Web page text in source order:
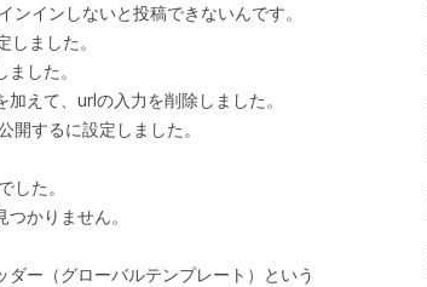
インしないと投稿できないんです。
ました。
した。
えて、urlの入力を削除しました。
するに設定しました。
た。
かりません。
ー（グローバルテンプレート）という